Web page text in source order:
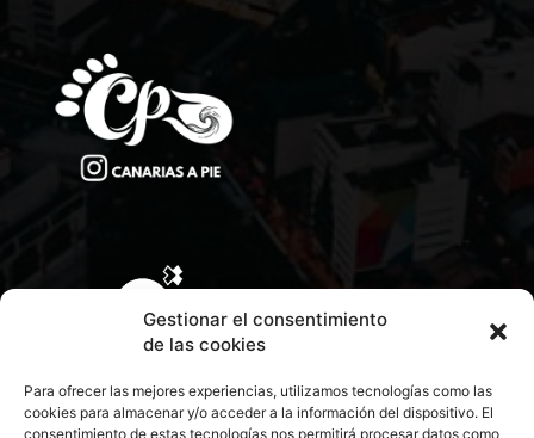
Gestionar el consentimiento
de las cookies
Para ofrecer las mejores experiencias, utilizamos tecnologías como las
cookies para almacenar y/o acceder a la información del dispositivo. El
consentimiento de estas tecnologías nos permitirá procesar datos como